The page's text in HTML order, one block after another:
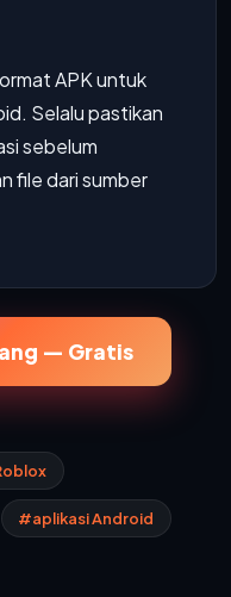
APK untuk
Selalu pastikan
sebelum
file dari sumber
— Gratis
#aplikasi Android